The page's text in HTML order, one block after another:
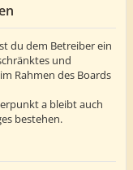
du dem Betreiber ein
und
Rahmen des Boards
a bleibt auch
bestehen.